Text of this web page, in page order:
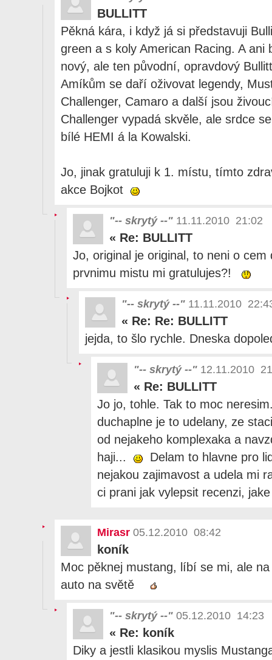
BULLITT
Pěkná kára, i když já si představuji
green a s koly American Racing. A ani
nový, ale ten původní, opravdový
Amíkům se daří oživovat legendy,
Challenger, Camaro a další jsou
Challenger vypadá skvěle, ale srdce
bílé HEMI á la Kowalski.
Jo, jinak gratuluji k 1. místu, tímto
akce Bojkot
"-- skrytý --" 11.11.2010 21:02
« Re: BULLITT
Jo, original je original, to neni o
prvnimu mistu mi gratulujes?!
"-- skrytý --" 11.11.2010
« Re: Re: BULLITT
jejda, to šlo rychle. Dneska
"-- skrytý --" 12.11.2010
« Re: BULLITT
Jo jo, tohle. Tak to moc
duchaplne je to udelany, ze
od nejakeho komplexaka a
haji...
Delam to hlavne pro
nejakou zajimavost a udela mi
ci prani jak vylepsit recenzi,
Mirasr 05.12.2010 08:42
koník
Moc pěknej mustang, líbí se mi, ale
auto na světě
"-- skrytý --" 05.12.2010 14:23
« Re: koník
Diky a jestli klasikou myslis